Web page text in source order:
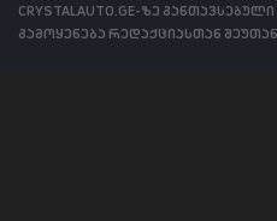
CRYSTALAUTO.GE-ზე
გამოყენება რედაქციასთან